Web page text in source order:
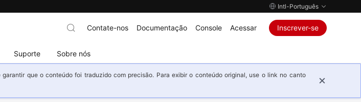
Intl-Português
Suporte Sobre nós
Contate-nos Documentação Console Acessar Inscrever-se
que o conteúdo foi traduzido com precisão. Para exibir o conteúdo original, use o link no canto